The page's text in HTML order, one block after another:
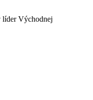
líder Východnej